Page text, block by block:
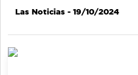
Las Noticias - 19/10/2024